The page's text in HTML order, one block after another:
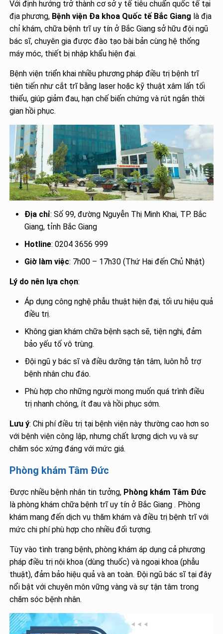
Với định hướng trở thành cơ sở y tế tiêu chuẩn quốc tế tại
địa phương, Bệnh viện Đa khoa Quốc tế Bắc Giang là địa
chỉ khám, chữa bệnh trĩ uy tín ở Bắc Giang sở hữu đội ngũ
bác sĩ, chuyên gia được đào tạo bài bản cùng hệ thống
máy móc, thiết bị nhập khẩu hiện đại.
Bệnh viện triển khai nhiều phương pháp điều trị bệnh trĩ
tiên tiến như cắt trĩ bằng laser hoặc kỹ thuật xâm lấn tối
thiểu, giúp giảm đau, hạn chế biến chứng và rút ngắn thời
gian hồi phục.
Địa chỉ: Số 99, đường Nguyễn Thị Minh Khai, TP. Bắc
Giang, tỉnh Bắc Giang
Hotline: 0204 3656 999
Giờ làm việc: 7h00 – 17h30 (Thứ Hai đến Chủ Nhật)
Lý do nên lựa chọn:
Áp dụng công nghệ phẫu thuật hiện đại, tối ưu hiệu quả
điều trị.
Không gian khám chữa bệnh sạch sẽ, tiện nghi, đảm
bảo yếu tố vô trùng.
Đội ngũ y bác sĩ và điều dưỡng tận tâm, luôn hỗ trợ
bệnh nhân chu đáo.
Phù hợp cho những người mong muốn quá trình điều
trị nhanh chóng, ít đau và hồi phục sớm.
Lưu ý: Chi phí điều trị tại bệnh viện này thường cao hơn so
với bệnh viện công lập, nhưng chất lượng dịch vụ và sự
chăm sóc xứng đáng với mức giá.
Phòng khám Tâm Đức
Được nhiều bệnh nhân tin tưởng, Phòng khám Tâm Đức
là phòng khám chữa bệnh trĩ uy tín ở Bắc Giang . Phòng
khám mang đến dịch vụ thăm khám và điều trị bệnh trĩ với
mức chi phí phù hợp cho nhiều đối tượng.
Tùy vào tình trạng bệnh, phòng khám áp dụng cả phương
pháp điều trị nội khoa (dùng thuốc) và ngoại khoa (phẫu
thuật), đảm bảo hiệu quả và an toàn. Đội ngũ bác sĩ tại đây
nổi bật với chuyên môn vững vàng và sự tận tâm trong
chăm sóc bệnh nhân.